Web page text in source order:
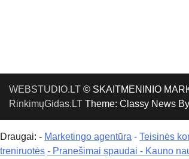
WEBSTUDIO.LT © SKAITMENINIO
RinkimųGidas.LT Theme: Classy News By
Draugai: - Marketingo agentūra - Teisinės
treniruotės - Pranešimai spaudai - Kauno